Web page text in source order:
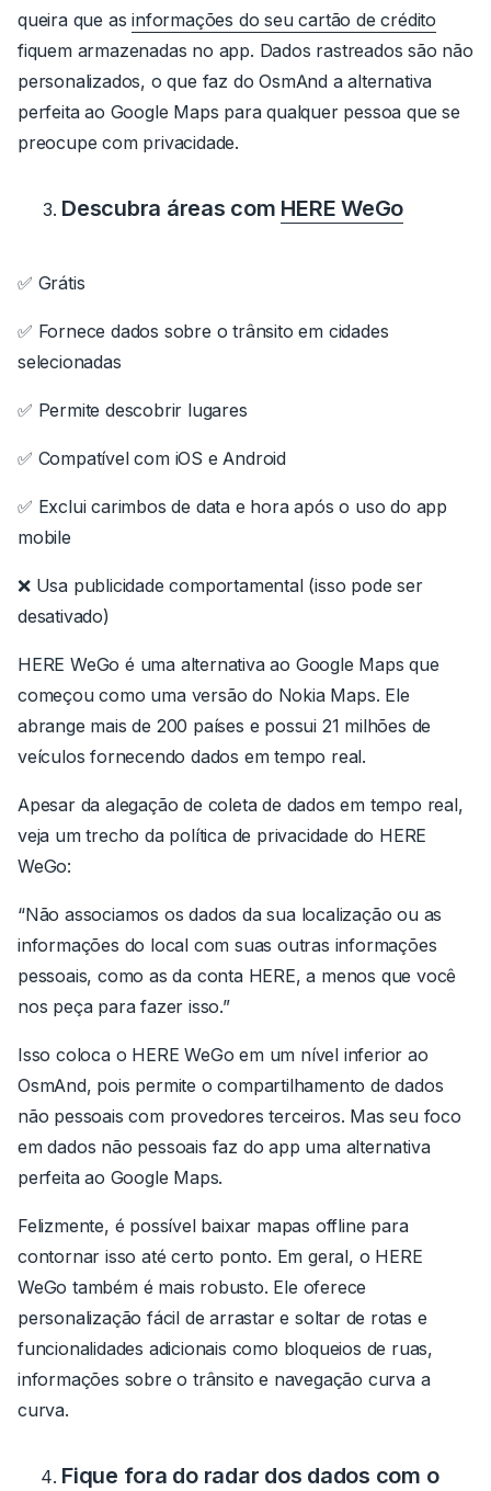
queira que asinformações do seu cartão de crédito
fiquem armazenadas no app. Dados rastreados são não
personalizados, o que faz do OsmAnd a alternativa
perfeita ao Google Maps para qualquer pessoa que se
preocupe com privacidade.
Descubra áreas com HERE WeGo
✅ Grátis
✅ Fornece dados sobre o trânsito em cidades
selecionadas
✅ Permite descobrir lugares
✅ Compatível com iOS e Android
✅ Exclui carimbos de data e hora após o uso do app
mobile
❌ Usa publicidade comportamental (isso pode ser
desativado)
HERE WeGo é uma alternativa ao Google Maps que
começou como uma versão do Nokia Maps. Ele
abrange mais de 200 países e possui 21 milhões de
veículos fornecendo dados em tempo real.
Apesar da alegação de coleta de dados em tempo real,
veja um trecho da política de privacidade do HERE
WeGo:
“Não associamos os dados da sua localização ou as
informações do local com suas outras informações
pessoais, como as da conta HERE, a menos que você
nos peça para fazer isso.”
Isso coloca o HERE WeGo em um nível inferior ao
OsmAnd, pois permite o compartilhamento de dados
não pessoais com provedores terceiros. Mas seu foco
em dados não pessoais faz do app uma alternativa
perfeita ao Google Maps.
Felizmente, é possível baixar mapas offline para
contornar isso até certo ponto. Em geral, o HERE
WeGo também é mais robusto. Ele oferece
personalização fácil de arrastar e soltar de rotas e
funcionalidades adicionais como bloqueios de ruas,
informações sobre o trânsito e navegação curva a
curva.
Fique fora do radar dos dados com o